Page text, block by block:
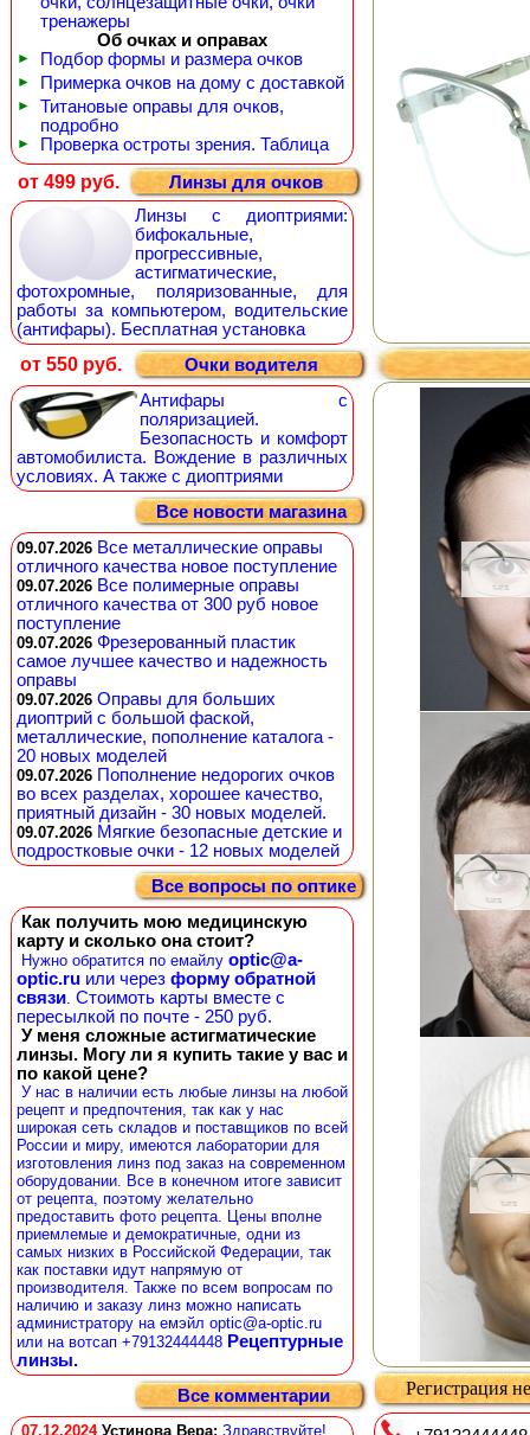
тренажеры
Об очках и оправах
► Подбор формы и размера очков
► Примерка очков на дому с доставкой
►
Титановые оправы для очков,
подробно
► Проверка остроты зрения. Таблица
от 499 руб.
Линзы для очков
Линзы с диоптриями:
бифокальные,
прогрессивные,
астигматические,
фотохромные, поляризованные, для
работы за компьютером, водительские
(антифары). Бесплатная установка
от 550 руб.
Очки водителя
Антифары с
поляризацией.
Безопасность и комфорт
автомобилиста. Вождение в различных
условиях. А также с диоптриями
Все новости магазина
09.07.2026 Все металлические оправы
отличного качества новое поступление
09.07.2026 Все полимерные оправы
отличного качества от 300 руб новое
поступление
09.07.2026 Фрезерованный пластик
самое лучшее качество и надежность
оправы
09.07.2026 Оправы для больших
диоптрий с большой фаской,
металлические, пополнение каталога -
20 новых моделей
09.07.2026 Пополнение недорогих очков
во всех разделах, хорошее качество,
приятный дизайн - 30 новых моделей.
09.07.2026 Мягкие безопасные детские и
подростковые очки - 12 новых моделей
Все вопросы по оптике
Как получить мою медицинскую
карту и сколько она стоит?
Нужно обратится по емайлу optic@a-
optic.ru или через форму обратной
связи. Стоимоть карты вместе с
пересылкой по почте - 250 руб.
У меня сложные астигматические
линзы. Могу ли я купить такие у вас и
по какой цене?
У нас в наличии есть любые линзы на любой
рецепт и предпочтения, так как у нас
широкая сеть складов и поставщиков по всей
России и миру, имеются лаборатории для
изготовления линз под заказ на современном
оборудовании. Все в конечном итоге зависит
от рецепта, поэтому желательно
предоставить фото рецепта. Цены вполне
приемлемые и демократичные, одни из
самых низких в Российской Федерации, так
как поставки идут напрямую от
производителя. Также по всем вопросам по
наличию и заказу линз можно написать
администратору на емэйл optic@a-optic.ru
или на вотсап +79132444448 Рецептурные
линзы.
Все комментарии
07.12.2024 Устинова Вера: Здравствуйте!
Регистрация